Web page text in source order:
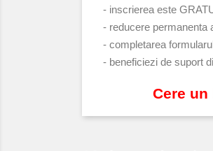
- inscrierea este
- reducere permanenta
- completarea
- beneficiezi de suport
Cere